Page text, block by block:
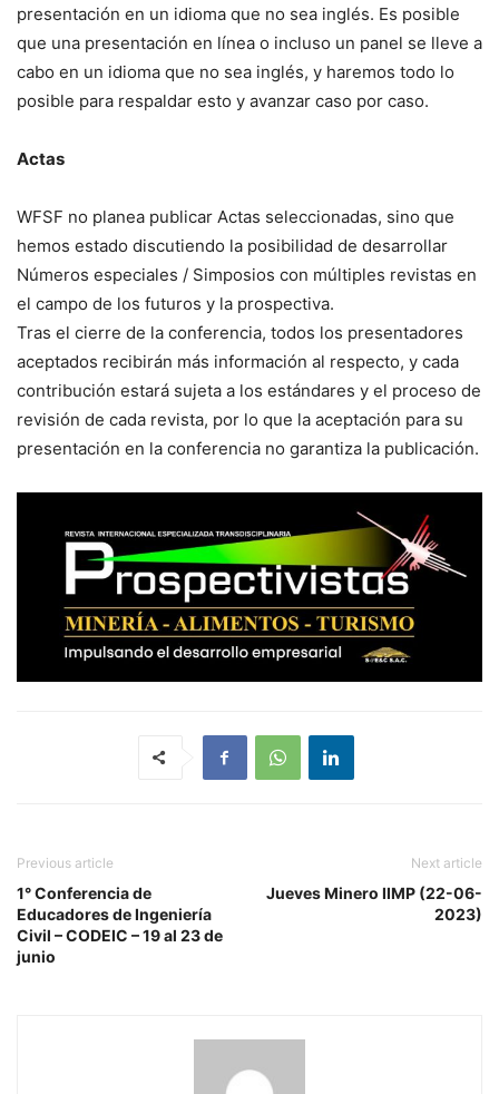
presentación en un idioma que no sea inglés. Es posible
que una presentación en línea o incluso un panel se lleve a
cabo en un idioma que no sea inglés, y haremos todo lo
posible para respaldar esto y avanzar caso por caso.
Actas
WFSF no planea publicar Actas seleccionadas, sino que
hemos estado discutiendo la posibilidad de desarrollar
Números especiales / Simposios con múltiples revistas en
el campo de los futuros y la prospectiva.
Tras el cierre de la conferencia, todos los presentadores
aceptados recibirán más información al respecto, y cada
contribución estará sujeta a los estándares y el proceso de
revisión de cada revista, por lo que la aceptación para su
presentación en la conferencia no garantiza la publicación.
Previous article
1° Conferencia de
Educadores de Ingeniería
Civil – CODEIC – 19 al 23 de
junio
Next article
Jueves Minero IIMP (22-06-
2023)